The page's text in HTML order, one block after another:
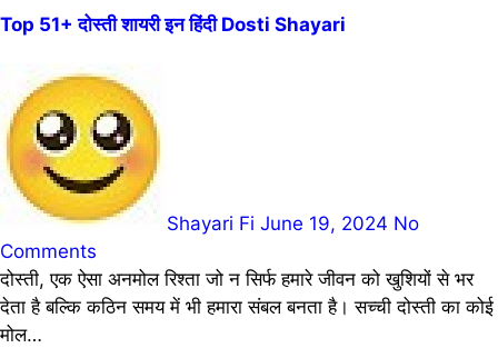
Top 51+ दोस्ती शायरी इन हिंदी Dosti Shayari
Shayari Fi June 19, 2024 No
Comments
दोस्ती, एक ऐसा अनमोल रिश्ता जो न सिर्फ हमारे जीवन को खुशियों से भर
देता है बल्कि कठिन समय में भी हमारा संबल बनता है। सच्ची दोस्ती का कोई
मोल…